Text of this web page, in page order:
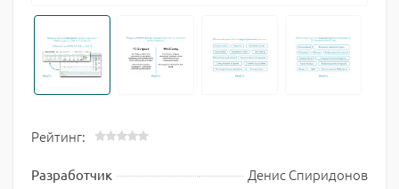
Рейтинг:
Разработчик
Денис Спиридонов